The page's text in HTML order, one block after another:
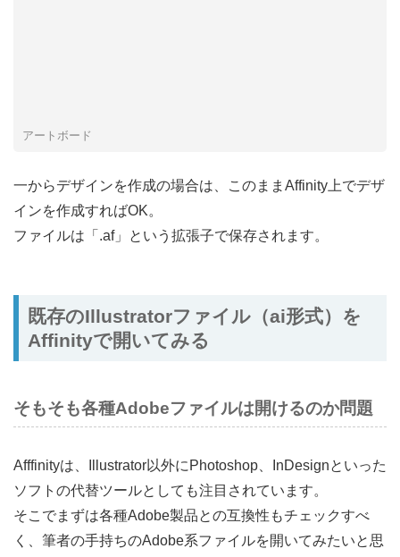
アートボード
一からデザインを作成の場合は、このままAffinity上でデザ
インを作成すればOK。
ファイルは「.af」という拡張子で保存されます。
既存のIllustratorファイル（ai形式）を
Affinityで開いてみる
そもそも各種Adobeファイルは開けるのか問題
Afffinityは、Illustrator以外にPhotoshop、InDesignといった
ソフトの代替ツールとしても注目されています。
そこでまずは各種Adobe製品との互換性もチェックすべ
く、筆者の手持ちのAdobe系ファイルを開いてみたいと思